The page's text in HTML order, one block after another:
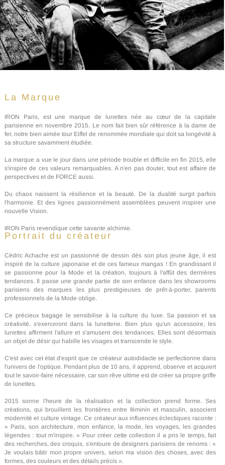
La Marque
IRON Paris, est une marque de lunettes née au cœur de la capitale
parisienne en novembre 2015. Le nom fait bien sûr référence à la dame de
fer, notre bien aimée tour Eiffel de renommée mondiale qui doit sa longévité à
sa structure savamment étudiée.
La marque a vue le jour dans une période trouble et difficile en fin 2015, elle
s'inspire de ces valeurs remarquables. A n'en pas douter, tout est affaire de
perspectives et de FORCE aussi.
Du chaos naissent la résilience et la beauté. De la dualité surgit parfois
l'harmonie. Et des lignes passionnément assemblées peuvent inspirer une
nouvelle Vision.
IRON Paris revendique cette savante alchimie.
Portrait du créateur
Cédric Achache est un passionné de dessin dès son plus jeune âge, il est
inspiré de la culture japonaise et de ces fameux mangas ! En grandissant il
se passionne pour la Mode et la création, toujours à l'affût des dernières
tendances. Il passe une grande partie de son enfance dans les showrooms
parisiens des marques les plus prestigieuses de prêt-à-porter, parents
professionnels de la Mode oblige.
Ce précieux bagage le sensibilise à la culture du luxe. Sa passion et sa
créativité, s'exerceront dans la lunetterie. Bien plus qu'un accessoire, les
lunettes affirment l'allure et s'amusent des tendances. Elles sont désormais
un objet de désir qui habille les visages et transcende le style.
C'est avec cet état d'esprit que ce créateur autodidacte se perfectionne dans
l'univers de l'optique. Pendant plus de 10 ans, il apprend, observe et acquiert
tout le savoir-faire nécessaire, car son rêve ultime est de créer sa propre griffe
de lunettes.
2015 sonne l'heure de la réalisation et la collection prend forme. Ses
créations, qui brouillent les frontières entre féminin et masculin, associent
modernité et culture vintage. Ce créateur aux influences éclectiques raconte :
« Paris, son architecture, mon enfance, la mode, les voyages, les grandes
légendes : tout m'inspire. » Pour créer cette collection il a pris le temps, fait
des recherches, des croquis, s'entoure de designers parisiens de renoms : «
Je voulais bâtir mon propre univers, selon ma vision des choses, avec des
formes, des couleurs et des détails précis ».